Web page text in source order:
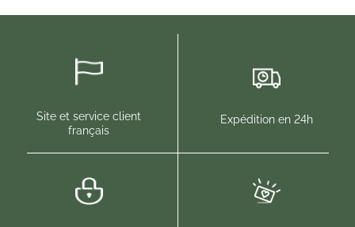
Site et service client
français
Expédition en 24h